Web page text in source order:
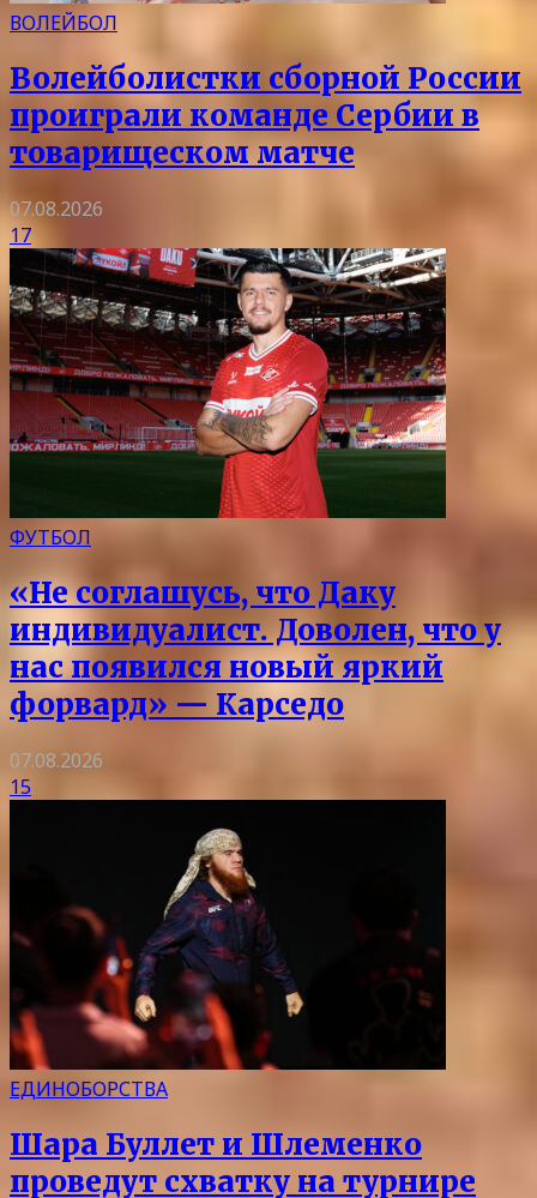
ВОЛЕЙБОЛ
Волейболистки сборной России
проиграли команде Сербии в
товарищеском матче
07.08.2026
17
ФУТБОЛ
«Не соглашусь, что Даку
индивидуалист. Доволен, что у
нас появился новый яркий
форвард» — Карседо
07.08.2026
15
ЕДИНОБОРСТВА
Шара Буллет и Шлеменко
проведут схватку на турнире